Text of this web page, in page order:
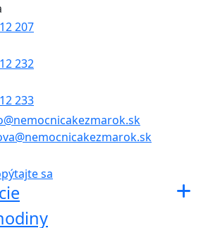
207
232
233
sa